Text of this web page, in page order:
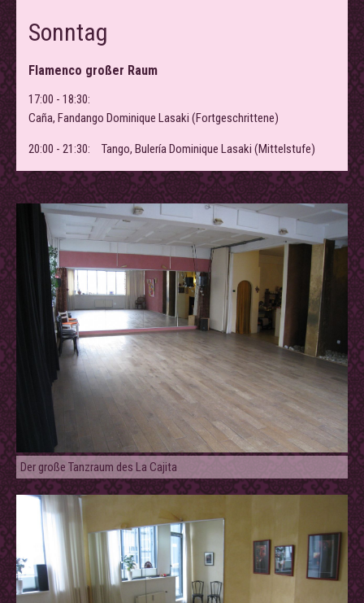
Sonntag
Flamenco großer Raum
17:00 - 18:30:
Caña, Fandango Dominique Lasaki (Fortgeschrittene)
20:00 - 21:30: Tango, Bulería Dominique Lasaki (Mittelstufe)
Der große Tanzraum des La Cajita